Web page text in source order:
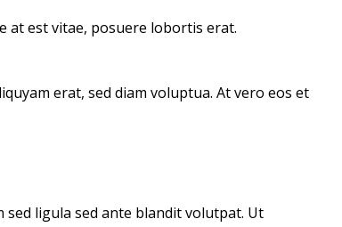
at est vitae, posuere lobortis erat.
erat, sed diam voluptua. At vero eos et
sed ligula sed ante blandit volutpat. Ut